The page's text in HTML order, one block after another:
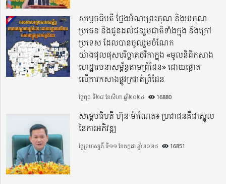
សម្តេចធិបតី ថ្លែងអំណរព្រះគុណ និងអរគុណ
ប្រគេន និងជូនដល់ជនរួមជាតិទាំងក្នុង​ និងក្រៅ
ប្រទេស​ ដែលបានចូលរួមចំណែក
យ៉ាងផុលផុសបរិច្ចាគថវិកាក្នុង «មូលនិធិកសាង
ហេដ្ឋារចនាសម្ព័ន្ធតាមព្រំដែន» ដោយផ្ដោត
លើការកសាងផ្លូវក្រវាត់ព្រំដែន
ថ្ងៃពុធ ទី២៨ ខែសីហា ឆ្នាំ២០២៤ 16880
សម្តេចធិបតី ហ៊ុន ម៉ាណែត៖ ប្រជាជនគឺជាស្នូល
នៃការអភិវឌ្ឍ
ថ្ងៃព្រហស្បតិ៍ ទី១១ ខែកក្កដា ឆ្នាំ២០២៤ 16851